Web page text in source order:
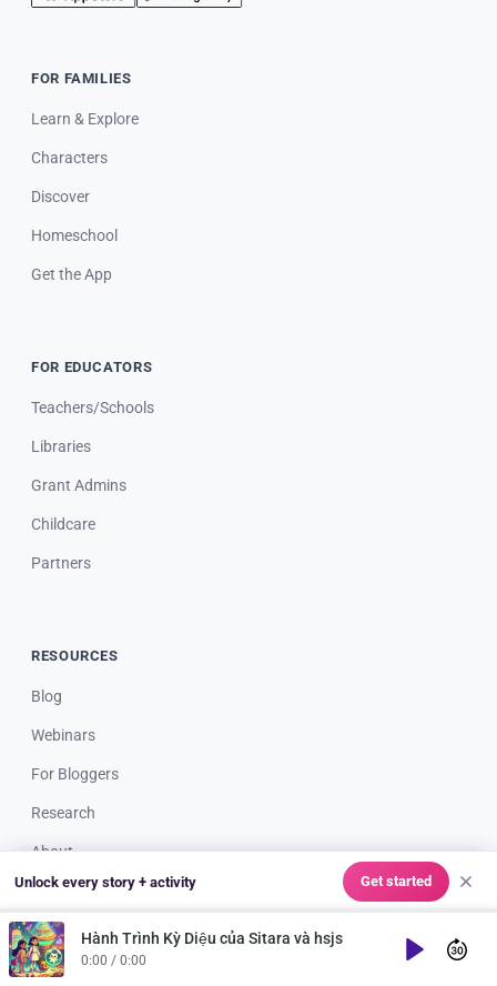
Hành Trình Kỳ Diệu của Sitara và hsjs
0:00 / 0:00 Play
Unlock every story + activity Get started
FOR FAMILIES
Learn & Explore
Characters
Discover
Homeschool
Get the App
FOR EDUCATORS
Teachers/Schools
Libraries
Grant Admins
Childcare
Partners
RESOURCES
Blog
Webinars
For Bloggers
Research
About
Giving
Support